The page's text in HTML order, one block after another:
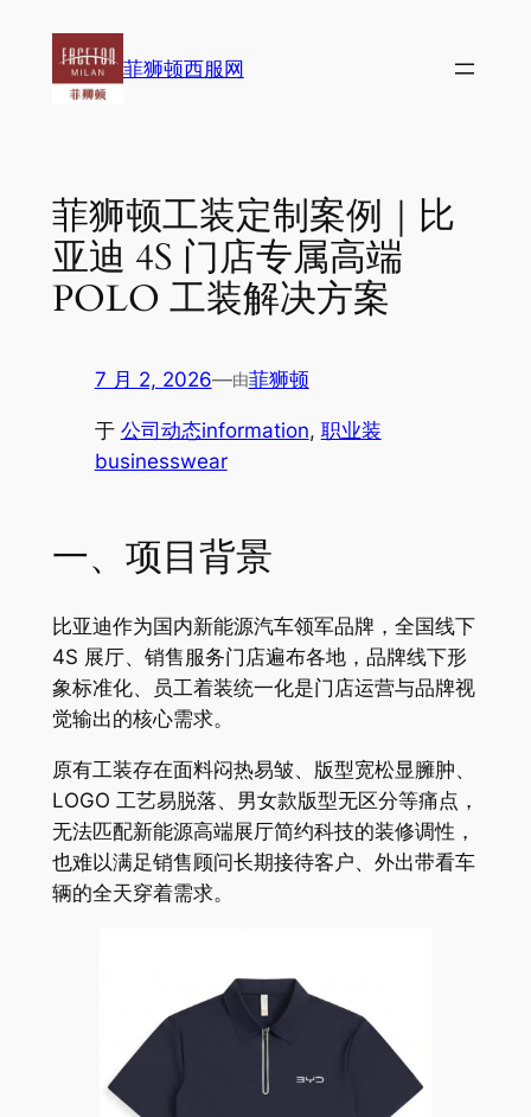
菲狮顿西服网
菲狮顿工装定制案例｜比
亚迪 4S 门店专属高端
POLO 工装解决方案
7 月 2, 2026—由菲狮顿
于 公司动态information, 职业装
businesswear
一、项目背景
比亚迪作为国内新能源汽车领军品牌，全国线下
4S 展厅、销售服务门店遍布各地，品牌线下形
象标准化、员工着装统一化是门店运营与品牌视
觉输出的核心需求。
原有工装存在面料闷热易皱、版型宽松显臃肿、
LOGO 工艺易脱落、男女款版型无区分等痛点，
无法匹配新能源高端展厅简约科技的装修调性，
也难以满足销售顾问长期接待客户、外出带看车
辆的全天穿着需求。